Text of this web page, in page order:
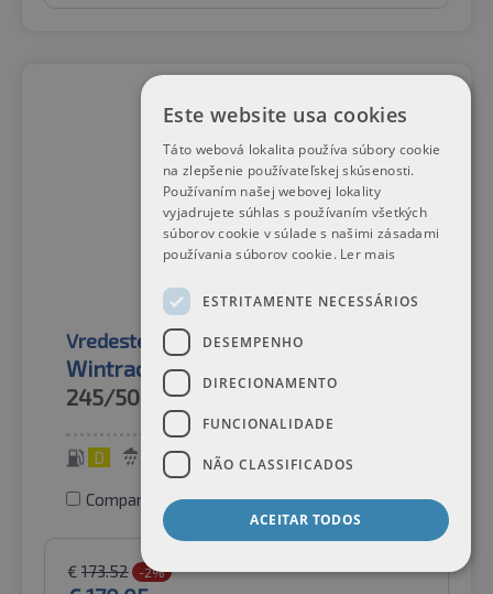
Vredestein Pneus de inverno
Wintrac Pro+ XL M+S 3PMSF TL
245/50R18104V
D 70 dB
Comparar pneus
€ 173.52 -2%
Este website usa cookies
Táto webová lokalita používa súbory cookie
na zlepšenie používateľskej skúsenosti.
Používaním našej webovej lokality
vyjadrujete súhlas s používaním všetkých
súborov cookie v súlade s našimi zásadami
používania súborov cookie. Ler mais
ESTRITAMENTE NECESSÁRIOS
DESEMPENHO
DIRECIONAMENTO
FUNCIONALIDADE
NÃO CLASSIFICADOS
ACEITAR TODOS